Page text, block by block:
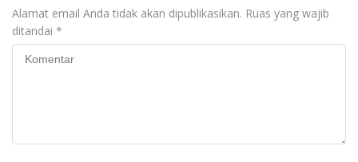
Alamat email Anda tidak akan dipublikasikan. Ruas yang wajib
ditandai *